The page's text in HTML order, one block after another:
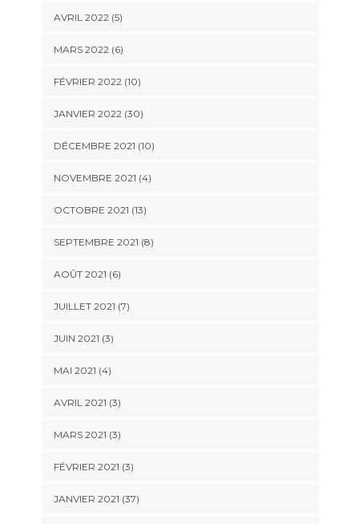
AVRIL 2022 (5)
MARS 2022 (6)
FÉVRIER 2022 (10)
JANVIER 2022 (30)
DÉCEMBRE 2021 (10)
NOVEMBRE 2021 (4)
OCTOBRE 2021 (13)
SEPTEMBRE 2021 (8)
AOÛT 2021 (6)
JUILLET 2021 (7)
JUIN 2021 (3)
MAI 2021 (4)
AVRIL 2021 (3)
MARS 2021 (3)
FÉVRIER 2021 (3)
JANVIER 2021 (37)